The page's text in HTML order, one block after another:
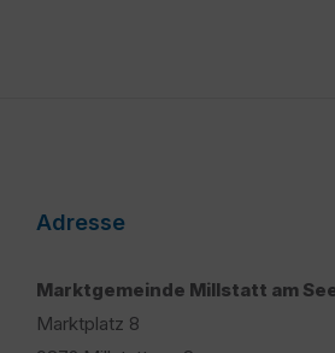
Adresse
Marktgemeinde Millstatt am
Marktplatz 8